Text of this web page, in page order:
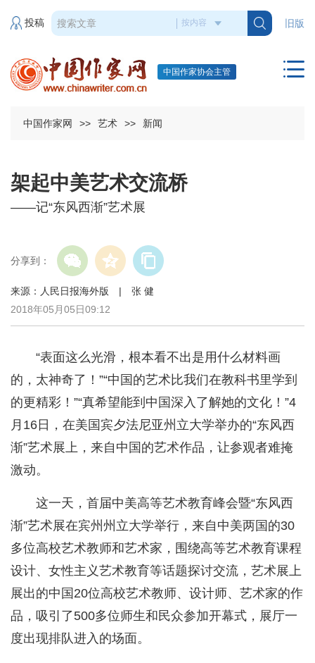
旧版
投稿
中国作家协会主管
中国作家网 >> 艺术 >> 新闻
架起中美艺术交流桥
——记“东风西渐”艺术展
分享到：
来源：人民日报海外版 | 张 健
2018年05月05日09:12
“表面这么光滑，根本看不出是用什么材料画
的，太神奇了！”“中国的艺术比我们在教科书里学到
的更精彩！”“真希望能到中国深入了解她的文化！”4
月16日，在美国宾夕法尼亚州立大学举办的“东风西
渐”艺术展上，来自中国的艺术作品，让参观者难掩
激动。
这一天，首届中美高等艺术教育峰会暨“东风西
渐”艺术展在宾州州立大学举行，来自中美两国的30
多位高校艺术教师和艺术家，围绕高等艺术教育课程
设计、女性主义艺术教育等话题探讨交流，艺术展上
展出的中国20位高校艺术教师、设计师、艺术家的作
品，吸引了500多位师生和民众参加开幕式，展厅一
度出现排队进入的场面。